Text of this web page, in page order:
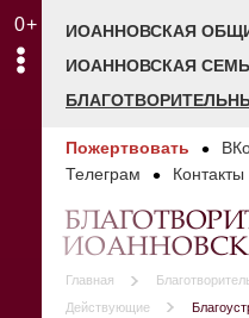
0+
ИОАННОВСКАЯ
ИОАННОВСКАЯ
Пожертвовать
Телеграм
Контакты
Главная
Действующие